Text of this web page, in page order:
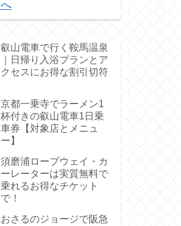
叡山電車で行く鞍馬温泉
｜日帰り入浴プランとア
クセスにお得な割引切符
京都一乗寺でラーメン1
杯付きの叡山電車1日乗
車券【対象店とメニュ
ー】
須磨浦ロープウェイ・カ
ーレーターは実質無料で
乗れるお得なチケット
で！
おさるのジョージで阪急